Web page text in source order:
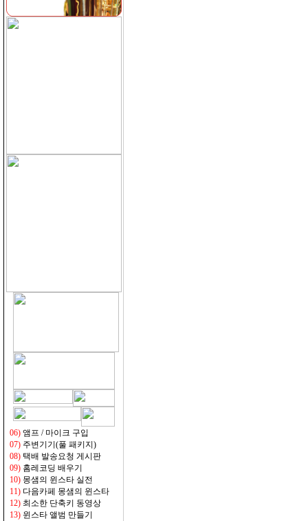
06) 앰프 / 마이크 구입
07) 주변기기(풀 패키지)
08) 택배 발송요청 게시판
09) 홈레코딩 배우기
10) 몽샘의 윈스타 실전
11) 다음카페 몽샘의 윈스타
12) 최소한 단축키 동영상
13) 윈스타 앨범 만들기